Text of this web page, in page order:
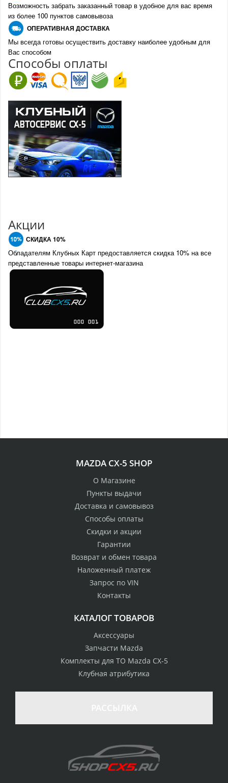
стоимости
товаром
Гарантия качества
Вы можете выбрать
наиболее удобный
Профессиональная
консультация
мы знаем о Mazda CX-
Возможность забрать заказанный товар в удобное для вас время
из более 100 пунктов самовывоза
ОПЕРАТИВНАЯ ДОСТАВКА
Мы всегда готовы осуществить доставку наиболее удобным для
Вас способом
Способы оплаты
Акции
СКИДКА 10%
Обладателям Клубных Карт предоставляется скидка 10% на все
представленные товары интернет-магазина
MAZDA CX-5 SHOP
О Магазине
Пункты выдачи
Доставка и самовывоз
Способы оплаты
Скидки и акции
Гарантии
Возврат и обмен товара
Наложенный платеж
Запрос по VIN
Контакты
КАТАЛОГ ТОВАРОВ
Аксессуары
Запчасти Mazda
Комплекты для ТО Mazda CX-5
Клубная атрибутика